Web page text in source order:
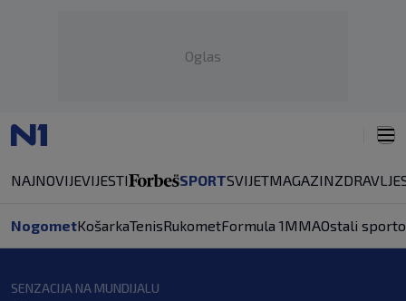
Oglas
NAJNOVIJEVIJESTI SPORTSVIJETMAGAZINZDRAVLJE
NogometKošarkaTenisRukometFormula 1MMAOstali
SENZACIJA NA MUNDIJALU